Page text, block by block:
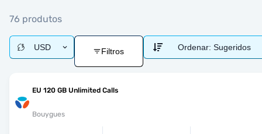
76 produtos
USD Filtros Ordenar: Sugeridos
EU 120 GB Unlimited Calls
Bouygues